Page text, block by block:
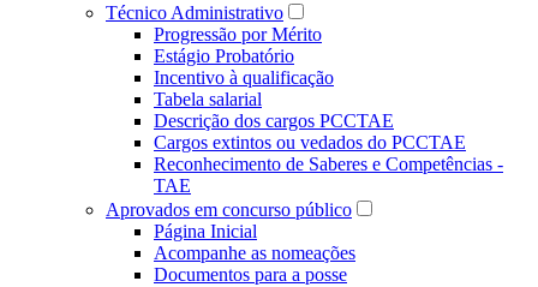
Técnico Administrativo
Progressão por Mérito
Estágio Probatório
Incentivo à qualificação
Tabela salarial
Descrição dos cargos PCCTAE
Cargos extintos ou vedados do PCCTAE
Reconhecimento de Saberes e Competências -
TAE
Aprovados em concurso público
Página Inicial
Acompanhe as nomeações
Documentos para a posse